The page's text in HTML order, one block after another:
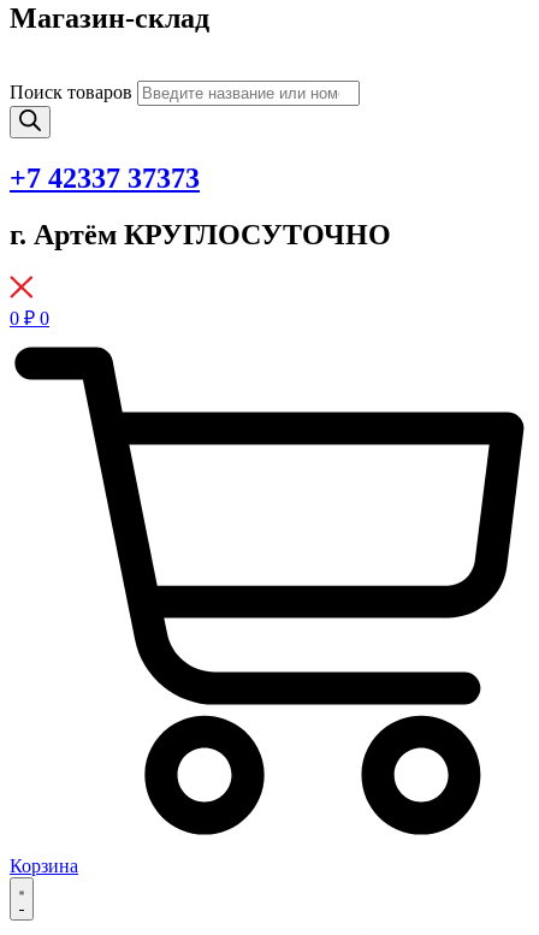
Магазин-склад
Поиск товаров
+7 42337 37373
г. Артём КРУГЛОСУТОЧНО
0 ₽ 0
Корзина